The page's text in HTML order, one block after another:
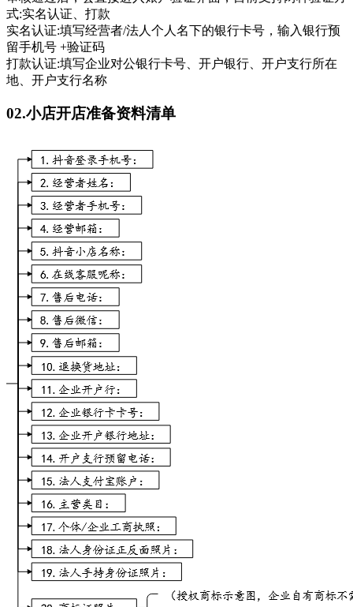
式:实名认证、打款
实名认证:填写经营者/法人个人名下的银行卡号，输入银行预
留手机号 +验证码
打款认证:填写企业对公银行卡号、开户银行、开户支行所在
地、开户支行名称
02.小店开店准备资料清单